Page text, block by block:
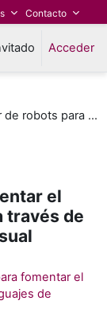
Contacto
Acceder
Simulador de robots para fomentar el pensamiento computacional a través de lenguajes de programación visual
el
través de
fomentar el
de